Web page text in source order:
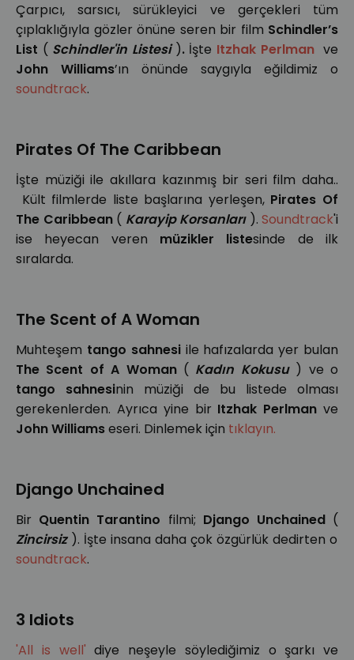
Çarpıcı, sarsıcı, sürükleyici ve gerçekleri tüm
çıplaklığıyla gözler önüne seren bir film Schindler’s
List ( Schindler'in Listesi ). İşte Itzhak Perlman ve
John Williams’ın önünde saygıyla eğildimiz o
soundtrack.
Pirates Of The Caribbean
İşte müziği ile akıllara kazınmış bir seri film daha..
Kült filmlerde liste başlarına yerleşen, Pirates Of
The Caribbean ( Karayip Korsanları ). Soundtrack'i
ise heyecan veren müzikler listesinde de ilk
sıralarda.
The Scent of A Woman
Muhteşem tango sahnesiile hafızalarda yer bulan
The Scent of A Woman( Kadın Kokusu ) ve o
tango sahnesinin müziği de bu listede olması
gerekenlerden. Ayrıca yine bir Itzhak Perlman ve
John Williamseseri. Dinlemek için tıklayın.
Django Unchained
Bir Quentin Tarantino filmi; Django Unchained (
Zincirsiz ). İşte insana daha çok özgürlük dedirten o
soundtrack.
3 Idiots
'All is well' diye neşeyle söylediğimiz o şarkı ve